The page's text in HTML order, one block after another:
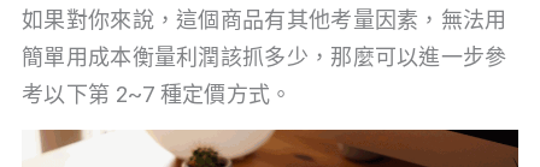
如果對你來說，這個商品有其他考量因素，無法用
簡單用成本衡量利潤該抓多少，那麼可以進一步參
考以下第 2~7 種定價方式。